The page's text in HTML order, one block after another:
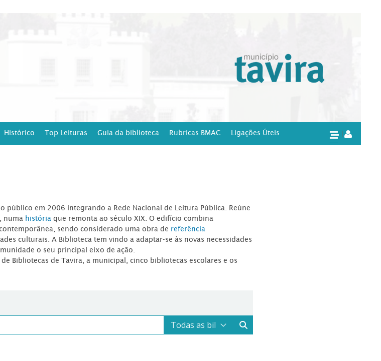
Histórico Top Leituras Guia da biblioteca Rubricas BMAC Ligações Úteis
público em 2006 integrando a Rede Nacional de Leitura Pública. Reúne
numa história que remonta ao século XIX. O edifício combina
sendo considerado uma obra de referência
culturais. A Biblioteca tem vindo a adaptar-se às novas necessidades
o seu principal eixo de ação.
Bibliotecas de Tavira, a municipal, cinco bibliotecas escolares e os